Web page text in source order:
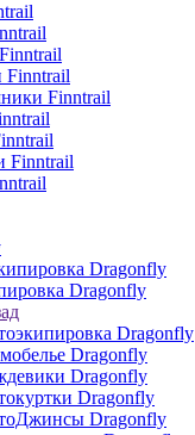
Finntrail
Finntrail
Finntrail
Dragonfly
Dragonfly
Dragonfly
Dragonfly
Dragonfly
Dragonfly
Dragonfly